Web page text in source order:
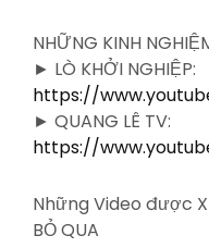
NHỮNG KINH
► LÒ KHỞI NGHIỆP:
https://
► QUANG LÊ TV:
https://
Những Video được
BỎ QUA